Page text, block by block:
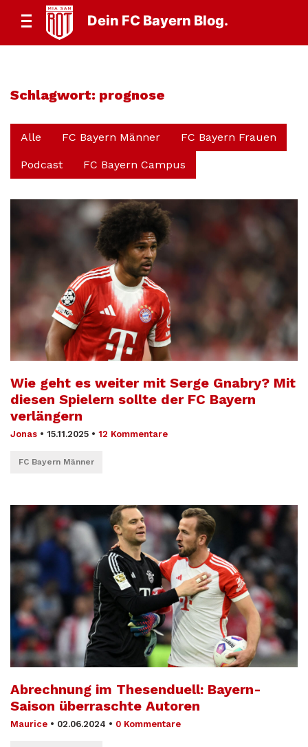
Dein FC Bayern Blog.
Schlagwort: prognose
Alle FC Bayern Männer FC Bayern Frauen
Podcast FC Bayern Campus
Wie geht es weiter mit Serge Gnabry? Mit
diesen Spielern sollte der FC Bayern
verlängern
Jonas • 15.11.2025 • 12 Kommentare
FC Bayern Männer
Abrechnung im Thesenduell: Bayern-
Saison überraschte Autoren
Maurice • 02.06.2024 • 0 Kommentare